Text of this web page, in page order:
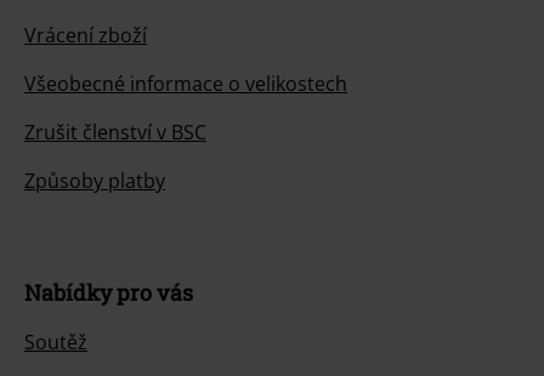
Vrácení zboží
Všeobecné informace o velikostech
Zrušit členství v BSC
Způsoby platby
Nabídky pro vás
Soutěž